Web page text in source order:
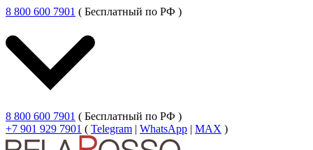
8 800 600 7901 ( Бесплатный по РФ )
8 800 600 7901 ( Бесплатный по РФ )
+7 901 929 7901 ( Telegram | WhatsApp | MAX )